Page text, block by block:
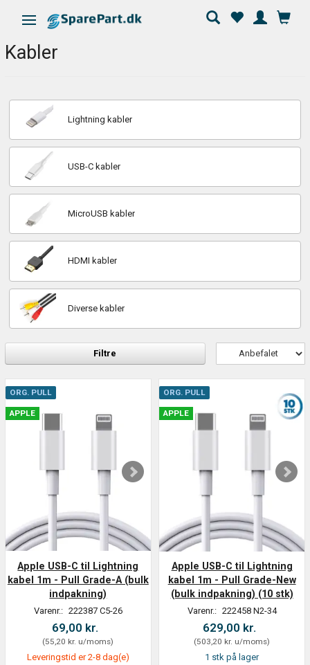
Skifte navigation
Kabler
Lightning kabler
USB-C kabler
MicroUSB kabler
HDMI kabler
Diverse kabler
Filtre
ORG. PULL
APPLE
Apple USB-C til Lightning
kabel 1m - Pull Grade-A (bulk
indpakning)
Varenr.: 222387 C5-26
69,00 kr.
(55,20 kr. u/moms)
Leveringstid er 2-8 dag(e)
ORG. PULL
APPLE
Apple USB-C til Lightning
kabel 1m - Pull Grade-New
(bulk indpakning) (10 stk)
Varenr.: 222458 N2-34
629,00 kr.
(503,20 kr. u/moms)
1 stk på lager